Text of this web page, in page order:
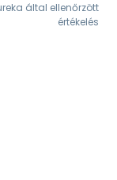
által ellenőrzött
értékelés